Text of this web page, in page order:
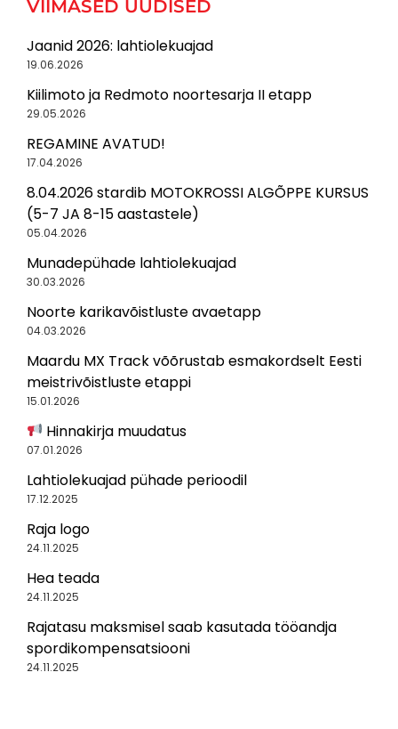
VIIMASED UUDISED
Jaanid 2026: lahtiolekuajad
19.06.2026
Kiilimoto ja Redmoto noortesarja II etapp
29.05.2026
REGAMINE AVATUD!
17.04.2026
8.04.2026 stardib MOTOKROSSI ALGÕPPE KURSUS
(5-7 JA 8-15 aastastele)
05.04.2026
Munadepühade lahtiolekuajad
30.03.2026
Noorte karikavõistluste avaetapp
04.03.2026
Maardu MX Track võõrustab esmakordselt Eesti
meistrivõistluste etappi
15.01.2026
Hinnakirja muudatus
07.01.2026
Lahtiolekuajad pühade perioodil
17.12.2025
Raja logo
24.11.2025
Hea teada
24.11.2025
Rajatasu maksmisel saab kasutada tööandja
spordikompensatsiooni
24.11.2025